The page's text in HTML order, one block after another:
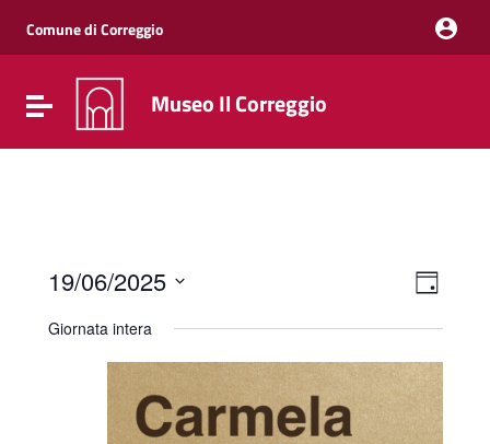
Vai al menu di navigazione
Vai al footer
Comune di Correggio
Attiva / disattiva la navigazione
Museo Il Correggio
Viste
Viste
Giorno
19/06/2025
la
Giornata intera